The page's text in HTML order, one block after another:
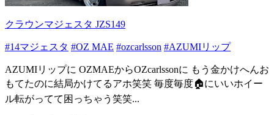
クラウンマジェスタ JZS149
#14マジェスタ #OZ MAE #ozcarlsson #AZUMIリップ
AZUMIリップに OZMAEからOZcarlssonに もう金かけへんお
もてたのに結局かけてるアホ笑笑 毎度毎度🏠にいいホイー
ル転がってて困っちゃう笑笑...